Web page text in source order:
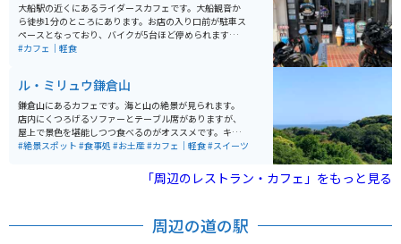
大船駅の近くにあるライダースカフェです。大船観音か
ら徒歩1分のところにあります。お店の入り口前が駐車ス
ペースとなっており、バイクが5台ほど停められます。ハ
ンバーガーが美味しいお店で、ボリュームのある「トリ
#カフェ｜軽食
ル・ミリュウ鎌倉山
鎌倉山にあるカフェです。海と山の絶景が見られます。
店内にくつろげるソファーとテーブル席がありますが、
屋上で景色を堪能しつつ食べるのがオススメです。キッ
シュやパンやケーキなどがいただけます。店内は禁煙で
#絶景スポット #食事処 #お土産#カフェ｜軽食#スイーツ
「周辺のレストラン・カフェ」をもっと見る
周辺の道の駅